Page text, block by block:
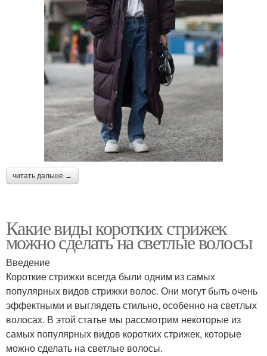
читать дальше →
Какие виды коротких стрижек
можно сделать на светлые волосы
Введение
Короткие стрижки всегда были одним из самых
популярных видов стрижки волос. Они могут быть очень
эффектными и выглядеть стильно, особенно на светлых
волосах. В этой статье мы рассмотрим некоторые из
самых популярных видов коротких стрижек, которые
можно сделать на светлые волосы.